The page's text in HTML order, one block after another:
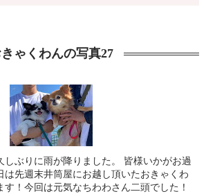
ゃくわんの写真27
しぶりに雨が降りました。 皆様いかがお過
は先週末井筒屋にお越し頂いたおきゃくわ
す！今回は元気なちわわさん二頭でした！